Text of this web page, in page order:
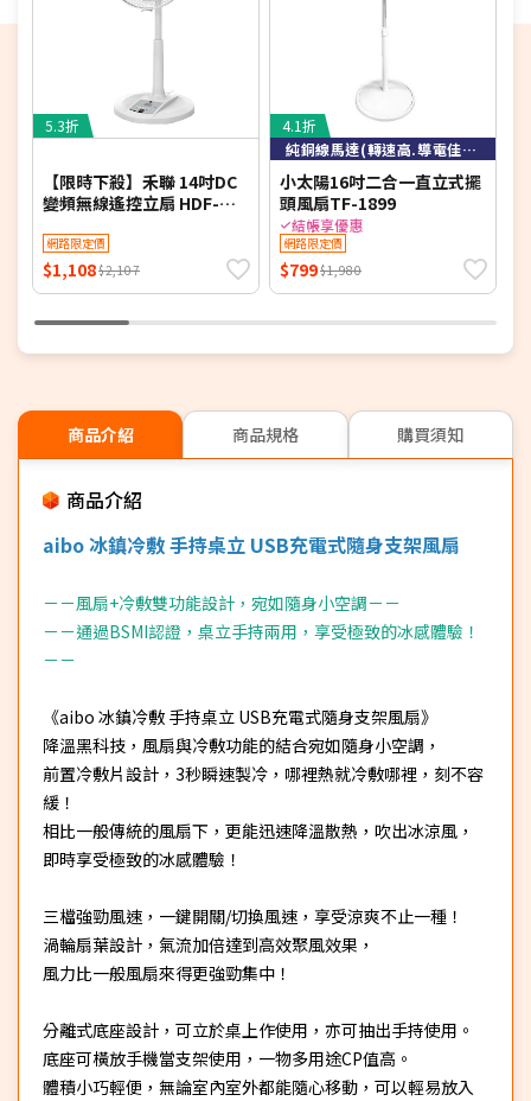
5.3折
【限時下殺】禾聯 14吋DC
變頻無線遙控立扇 HDF-
14AH770/HDF-14AH780)
網路限定價
$1,108$2,107
4.1折
純銅線馬達(轉速高.導電佳.散熱快)
小太陽16吋二合一直立式擺
頭風扇TF-1899
結帳享優惠
網路限定價
$799$1,980
商品介紹 商品規格 購買須知
商品介紹
aibo 冰鎮冷敷 手持桌立 USB充電式隨身支架風扇
－－風扇+冷敷雙功能設計，宛如隨身小空調－－
－－通過BSMI認證，桌立手持兩用，享受極致的冰感體驗！
－－
《aibo 冰鎮冷敷 手持桌立 USB充電式隨身支架風扇》
降溫黑科技，風扇與冷敷功能的結合宛如隨身小空調，
前置冷敷片設計，3秒瞬速製冷，哪裡熱就冷敷哪裡，刻不容
緩！
相比一般傳統的風扇下，更能迅速降溫散熱，吹出冰涼風，
即時享受極致的冰感體驗！
三檔強勁風速，一鍵開關/切換風速，享受涼爽不止一種！
渦輪扇葉設計，氣流加倍達到高效聚風效果，
風力比一般風扇來得更強勁集中！
分離式底座設計，可立於桌上作使用，亦可抽出手持使用。
底座可橫放手機當支架使用，一物多用途CP值高。
體積小巧輕便，無論室內室外都能隨心移動，可以輕易放入